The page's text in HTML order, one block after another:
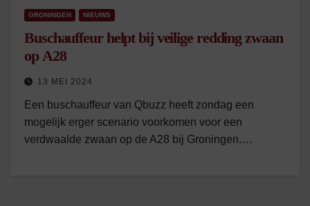
GRONINGEN NIEUWS
Buschauffeur helpt bij veilige redding zwaan
op A28
13 MEI 2024
Een buschauffeur van Qbuzz heeft zondag een
mogelijk erger scenario voorkomen voor een
verdwaalde zwaan op de A28 bij Groningen.…